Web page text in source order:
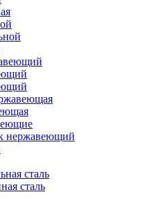
нержавеющий
сталь
сталь